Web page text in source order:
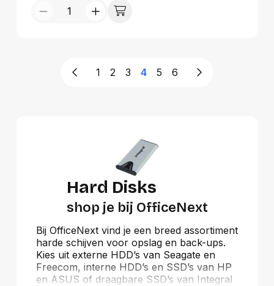
1 2 3 4 5 6
Hard Disks
shop je bij OfficeNext
Bij OfficeNext vind je een breed assortiment
harde schijven voor opslag en back-ups.
Kies uit externe HDD’s van Seagate en
Freecom, interne HDD’s en SSD’s van HP
en ASUS of draagbare SSD’s van Integral